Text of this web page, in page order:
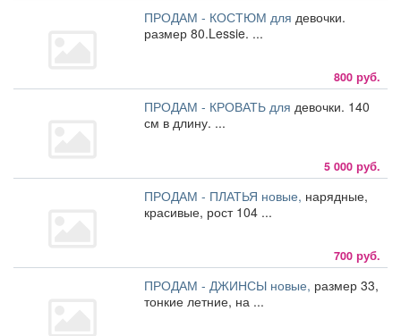
ПРОДАМ - КОСТЮМ для девочки.
размер 80.Lessie. ...
800 руб.
ПРОДАМ - КРОВАТЬ для девочки. 140
см в длину. ...
5 000 руб.
ПРОДАМ - ПЛАТЬЯ новые, нарядные,
красивые, рост 104 ...
700 руб.
ПРОДАМ - ДЖИНСЫ новые, размер 33,
тонкие летние, на ...